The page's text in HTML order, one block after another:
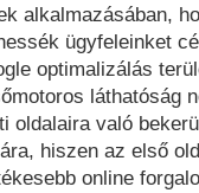
alkalmazásában,
ügyfeleinket
optimalizálás
láthatóság
oldalaira való
hiszen az első
online